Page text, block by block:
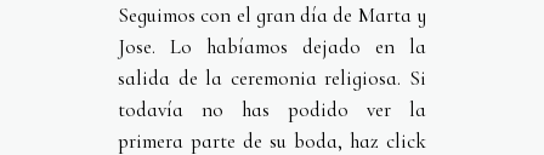
Seguimos con el gran día de Marta y
Jose. Lo habíamos dejado en la
salida de la ceremonia religiosa. Si
todavía no has podido ver la
primera parte de su boda, haz click